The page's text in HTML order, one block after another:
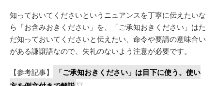
知っておいてくださいというニュアンスを丁寧に伝えたいな
ら「お含みおきください」を、「ご承知おきください」はた
だ知っておいてくださいと伝えたい、命令や要請の意味合い
がある謙譲語なので、失礼のないよう注意が必要です。
【参考記事】
「ご承知おきください」は目下に使う。使い